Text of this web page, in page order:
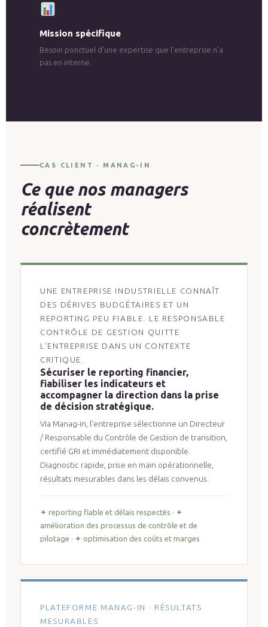
Mission spécifique
Besoin ponctuel d'une expertise que l'entreprise n'a
pas en interne.
CAS CLIENT · MANAG-IN
Ce que nos managers
réalisent
concrètement
UNE ENTREPRISE INDUSTRIELLE CONNAÎT
DES DÉRIVES BUDGÉTAIRES ET UN
REPORTING PEU FIABLE. LE RESPONSABLE
CONTRÔLE DE GESTION QUITTE
L’ENTREPRISE DANS UN CONTEXTE
CRITIQUE.
Sécuriser le reporting financier,
fiabiliser les indicateurs et
accompagner la direction dans la prise
de décision stratégique.
Via Manag-in, l'entreprise sélectionne un Directeur
/ Responsable du Contrôle de Gestion de transition,
certifié GRI et immédiatement disponible.
Diagnostic rapide, prise en main opérationnelle,
résultats mesurables dans les délais convenus.
✦ reporting fiable et délais respectés · ✦
amélioration des processus de contrôle et de
pilotage · ✦ optimisation des coûts et marges
PLATEFORME MANAG-IN · RÉSULTATS
MESURABLES